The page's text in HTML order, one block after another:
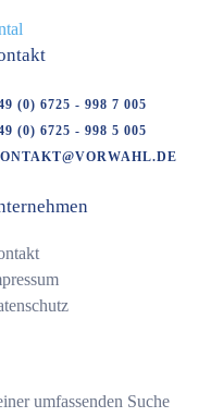
(0) 6725 - 998 7 005
(0) 6725 - 998 5 005
umfassenden Suche